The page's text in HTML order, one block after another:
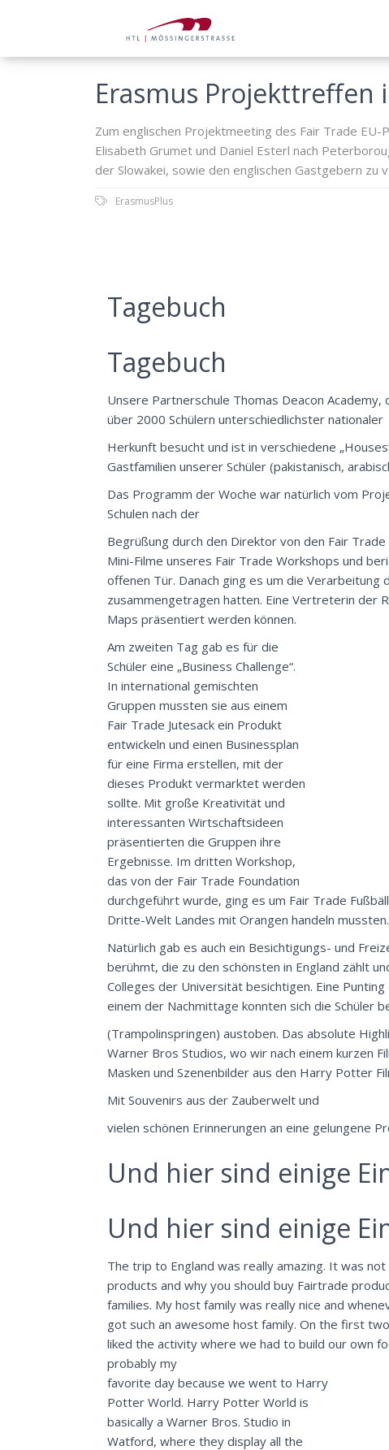
Erasmus Projekttreffen
Zum englischen Projektmeeting des Fair Trade
Elisabeth Grumet und Daniel Esterl nach
der Slowakei, sowie den englischen Gastgebern zu
ErasmusPlus
Tagebuch
Tagebuch
Unsere Partnerschule Thomas Deacon
über 2000 Schülern unterschiedlichster nationaler
Herkunft besucht und ist in verschiedene
Gastfamilien unserer Schüler (pakistanisch,
Das Programm der Woche war natürlich vom
Schulen nach der
Begrüßung durch den Direktor von den Fair
Mini-Filme unseres Fair Trade Workshops und
offenen Tür. Danach ging es um die
zusammengetragen hatten. Eine Vertreterin der
Maps präsentiert werden können.
Am zweiten Tag gab es für die
Schüler eine „Business Challenge“.
In international gemischten
Gruppen mussten sie aus einem
Fair Trade Jutesack ein Produkt
entwickeln und einen Businessplan
für eine Firma erstellen, mit der
dieses Produkt vermarktet werden
sollte. Mit große Kreativität und
interessanten Wirtschaftsideen
präsentierten die Gruppen ihre
Ergebnisse. Im dritten Workshop,
das von der Fair Trade Foundation
durchgeführt wurde, ging es um Fair Trade
Dritte-Welt Landes mit Orangen handeln mussten.
Natürlich gab es auch ein Besichtigungs- und
berühmt, die zu den schönsten in England zählt
Colleges der Universität besichtigen. Eine
einem der Nachmittage konnten sich die Schüler
(Trampolinspringen) austoben. Das absolute
Warner Bros Studios, wo wir nach einem kurzen
Masken und Szenenbilder aus den Harry Potter
Mit Souvenirs aus der Zauberwelt und
vielen schönen Erinnerungen an eine gelungene
Und hier sind einige
Und hier sind einige
The trip to England was really amazing. It was
products and why you should buy Fairtrade
families. My host family was really nice and
got such an awesome host family. On the first
liked the activity where we had to build our own
probably my
favorite day because we went to Harry
Potter World. Harry Potter World is
basically a Warner Bros. Studio in
Watford, where they display all the